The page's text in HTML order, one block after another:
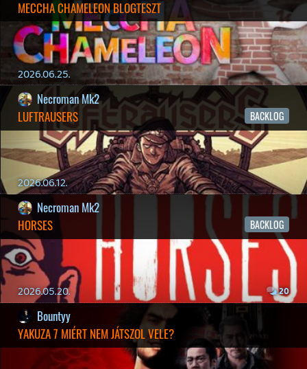
2026.03.29.
liquid
MINDEN IDŐK LEGJOBB INTRÓI #2
2026.03.27. 1
liquid
MINDEN IDŐK LEGJOBB INTRÓI #1
2026.03.15. 1
Necroman Mk2
HIGHGUARD - NECRO'S LOG
2026.03.13.